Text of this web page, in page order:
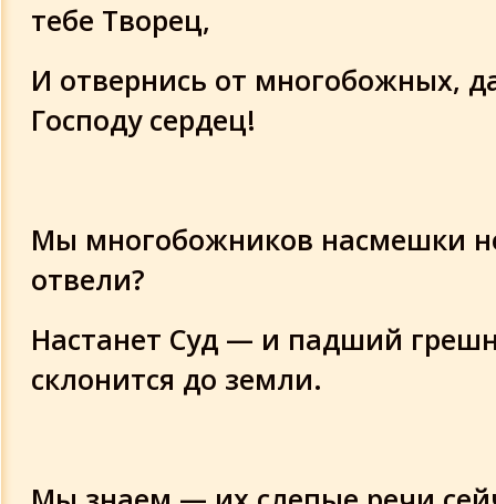
тебе Творец,
И отвернись от многобожных,
Господу сердец!
Мы многобожников насмешки
отвели?
Настанет Суд — и падший
склонится до земли.